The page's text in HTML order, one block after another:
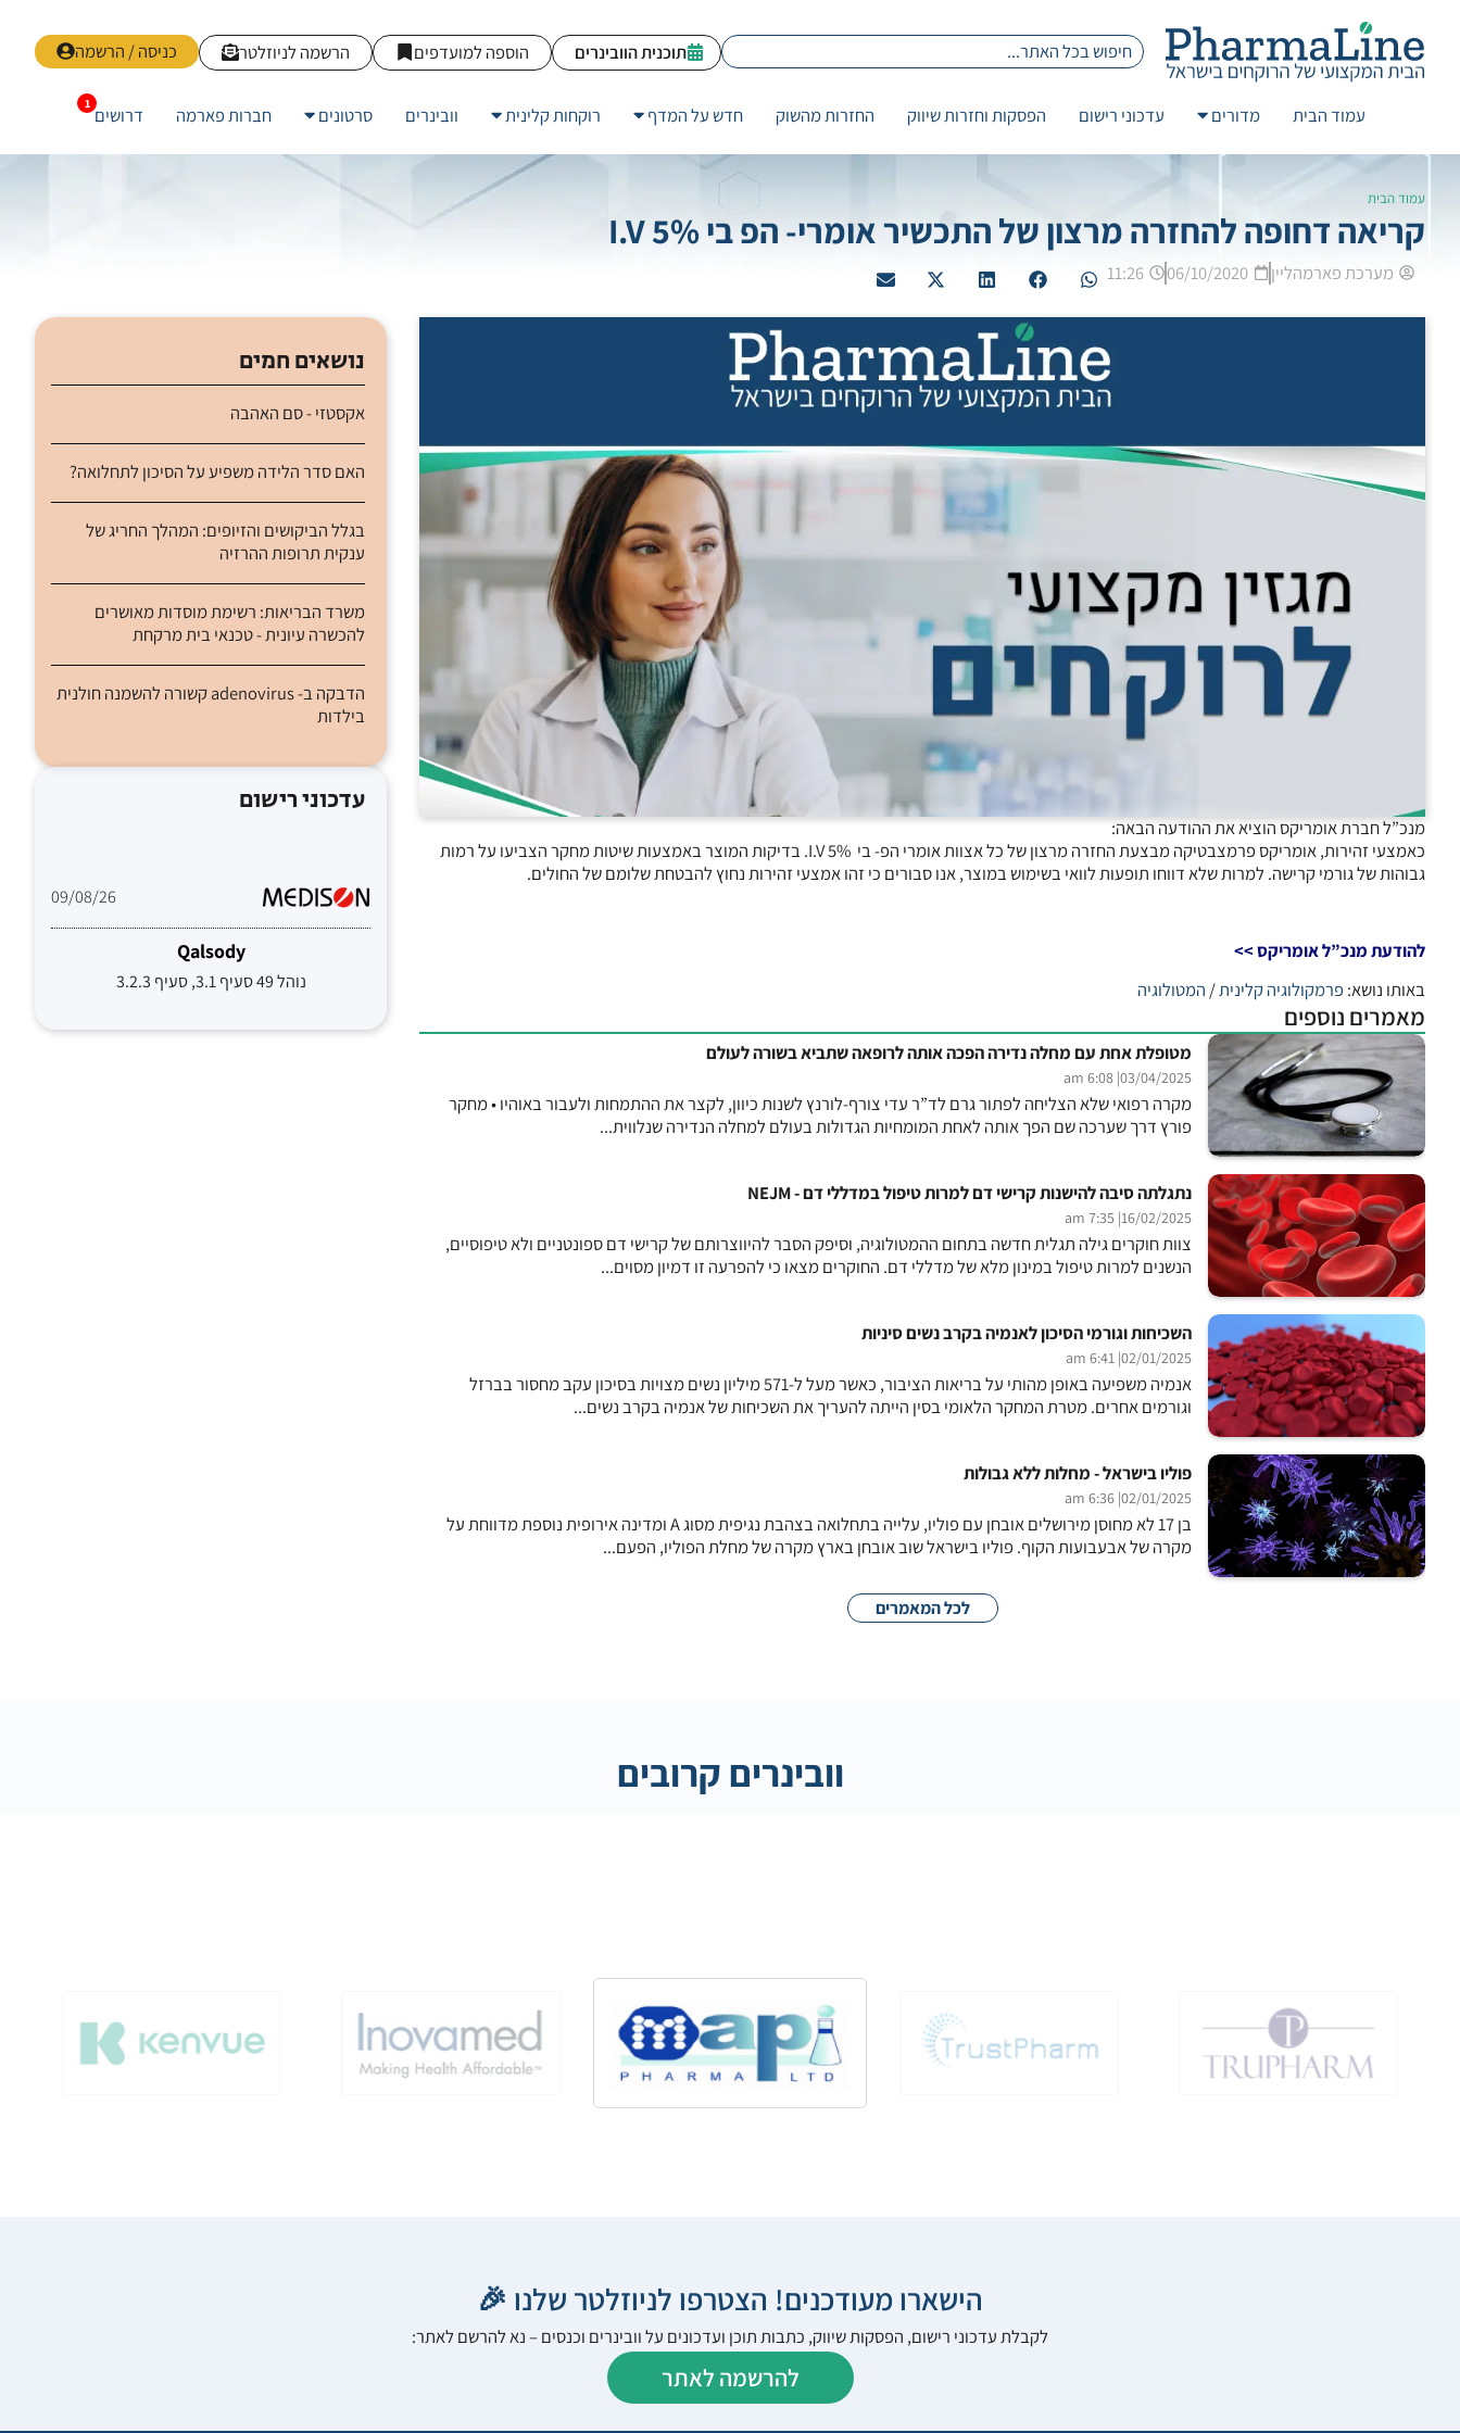
כניסה / הרשמה הרשמה לניוזלטר הוספה למועדפים תוכנית הוובינרים
עמוד הבית מדורים עדכוני רישום הפסקות וחזרות שיווק החזרות מהשוק חדש על המדף רוקחות קלינית וובינרים סרטונים חברות פארמה דרושים
עמוד הבית
קריאה דחופה להחזרה מרצון של התכשיר אומרי- הפ בי 5% I.V
מערכת פארמהליין 06/10/2020
11:26
מנכ”ל חברת אומריקס הוציא את ההודעה הבאה:
כאמצעי זהירות, אומריקס פרמצבטיקה מבצעת החזרה מרצון של כל אצוות אומרי הפ- בי 5% I.V. בדיקות המוצר באמצעות שיטות מחקר הצביעו על רמות
גבוהות של גורמי קרישה. למרות שלא דווחו תופעות לוואי בשימוש במוצר, אנו סבורים כי זהו אמצעי זהירות נחוץ להבטחת שלומם של החולים.
להודעת מנכ”ל אומריקס >>
באותו נושא: פרמקולוגיה קלינית/ המטולוגיה
מאמרים נוספים
מטופלת אחת עם מחלה נדירה הפכה אותה לרופאה שתביא בשורה לעולם
03/04/2025
| 6:08 am
מקרה רפואי שלא הצליחה לפתור גרם לד”ר עדי צורף-לורנץ לשנות כיוון, לקצר את ההתמחות ולעבור באוהיו • מחקר
פורץ דרך שערכה שם הפך אותה לאחת המומחיות הגדולות בעולם למחלה הנדירה שנלווית...
נתגלתה סיבה להישנות קרישי דם למרות טיפול במדללי דם - NEJM
16/02/2025
| 7:35 am
צוות חוקרים גילה תגלית חדשה בתחום ההמטולוגיה, וסיפק הסבר להיווצרותם של קרישי דם ספונטניים ולא טיפוסיים,
הנשנים למרות טיפול במינון מלא של מדללי דם. החוקרים מצאו כי להפרעה זו דמיון מסוים...
השכיחות וגורמי הסיכון לאנמיה בקרב נשים סיניות
02/01/2025
| 6:41 am
אנמיה משפיעה באופן מהותי על בריאות הציבור, כאשר מעל ל-571 מיליון נשים מצויות בסיכון עקב מחסור בברזל
וגורמים אחרים. מטרת המחקר הלאומי בסין הייתה להעריך את השכיחות של אנמיה בקרב נשים...
פוליו בישראל - מחלות ללא גבולות
02/01/2025
| 6:36 am
בן 17 לא מחוסן מירושלים אובחן עם פוליו, עלייה בתחלואה בצהבת נגיפית מסוג A ומדינה אירופית נוספת מדווחת על
מקרה של אבעבועות הקוף. פוליו בישראל שוב אובחן בארץ מקרה של מחלת הפוליו, הפעם...
לכל המאמרים
נושאים חמים
אקסטזי - סם האהבה
האם סדר הלידה משפיע על הסיכון לתחלואה?
בגלל הביקושים והזיופים: המהלך החריג של
ענקית תרופות ההרזיה
משרד הבריאות: רשימת מוסדות מאושרים
להכשרה עיונית - טכנאי בית מרקחת
הדבקה ב- adenovirus קשורה להשמנה חולנית
בילדות
עדכוני רישום
09/08/26
Qalsody
נוהל 49 סעיף 3.1, סעיף 3.2.3
וובינרים קרובים
הישארו מעודכנים! הצטרפו לניוזלטר שלנו 🎉
לקבלת עדכוני רישום, הפסקות שיווק, כתבות תוכן ועדכונים על וובינרים וכנסים – נא להרשם לאתר:
להרשמה לאתר